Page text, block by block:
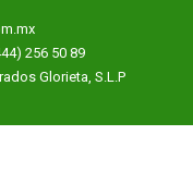
256 50 89
Glorieta, S.L.P